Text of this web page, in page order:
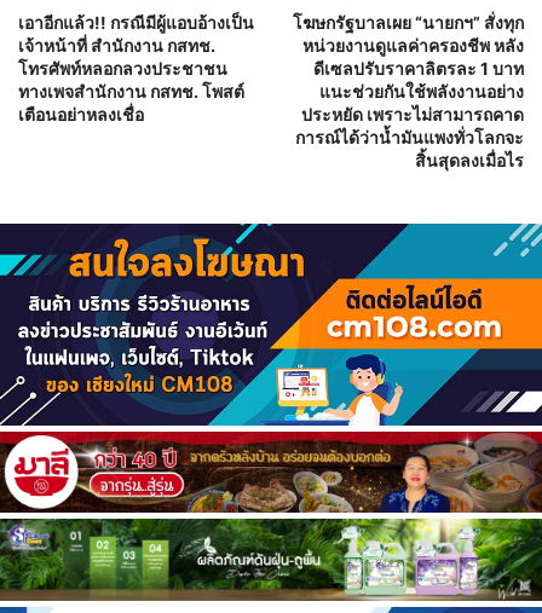
เอาอีกแล้ว!! กรณีมีผู้แอบอ้างเป็น
เจ้าหน้าที่ สำนักงาน กสทช.
โทรศัพท์หลอกลวงประชาชน
ทางเพจสำนักงาน กสทช. โพสต์
เตือนอย่าหลงเชื่อ
โฆษกรัฐบาลเผย “นายกฯ” สั่งทุก
หน่วยงานดูแลค่าครองชีพ หลัง
ดีเซลปรับราคาลิตรละ 1 บาท
แนะช่วยกันใช้พลังงานอย่าง
ประหยัด เพราะไม่สามารถคาด
การณ์ได้ว่าน้ำมันแพงทั่วโลกจะ
สิ้นสุดลงเมื่อไร